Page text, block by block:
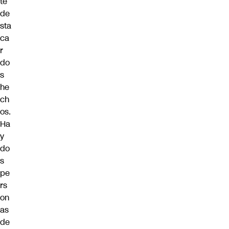
de
sta
ca
r
do
s
he
ch
os.
Ha
y
do
s
pe
rs
on
as
de